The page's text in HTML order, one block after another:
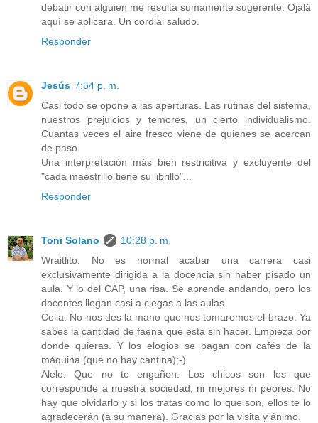
debatir con alguien me resulta sumamente sugerente. Ojalá
aquí se aplicara. Un cordial saludo.
Responder
Jesús 7:54 p. m.
Casi todo se opone a las aperturas. Las rutinas del sistema,
nuestros prejuicios y temores, un cierto individualismo.
Cuantas veces el aire fresco viene de quienes se acercan
de paso.
Una interpretación más bien restricitiva y excluyente del
"cada maestrillo tiene su librillo"...
Responder
Toni Solano
10:28 p. m.
Wraitlito: No es normal acabar una carrera casi
exclusivamente dirigida a la docencia sin haber pisado un
aula. Y lo del CAP, una risa. Se aprende andando, pero los
docentes llegan casi a ciegas a las aulas.
Celia: No nos des la mano que nos tomaremos el brazo. Ya
sabes la cantidad de faena que está sin hacer. Empieza por
donde quieras. Y los elogios se pagan con cafés de la
máquina (que no hay cantina);-)
Alelo: Que no te engañen: Los chicos son los que
corresponde a nuestra sociedad, ni mejores ni peores. No
hay que olvidarlo y si los tratas como lo que son, ellos te lo
agradecerán (a su manera). Gracias por la visita y ánimo.